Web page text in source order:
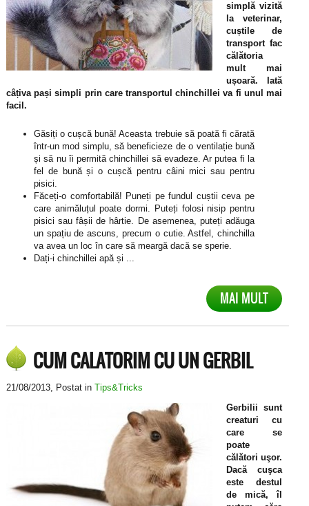
simplă vizită
la veterinar,
cuștile de
transport fac
călătoria
mult mai
ușoară. Iată
câțiva pași simpli prin care transportul chinchillei va fi unul mai
facil.
Găsiți o cușcă bună! Aceasta trebuie să poată fi cărată
într-un mod simplu, să beneficieze de o ventilație bună
și să nu îi permită chinchillei să evadeze. Ar putea fi la
fel de bună și o cușcă pentru câini mici sau pentru
pisici.
Făceți-o comfortabilă! Puneți pe fundul cuștii ceva pe
care animăluțul poate dormi. Puteți folosi nisip pentru
pisici sau fâșii de hârtie. De asemenea, puteți adăuga
un spațiu de ascuns, precum o cutie. Astfel, chinchilla
va avea un loc în care să meargă dacă se sperie.
Dați-i chinchillei apă și ...
MAI MULT
CUM CALATORIM CU UN GERBIL
21/08/2013, Postat in Tips&Tricks
Gerbilii sunt
creaturi cu
care se
poate
călători uşor.
Dacă cuşca
este destul
de mică, îl